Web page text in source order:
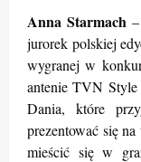
Anna Starmach
jurorek polskiej
wygranej w
antenie TVN Style
Dania, które
prezentować się
mieścić się w